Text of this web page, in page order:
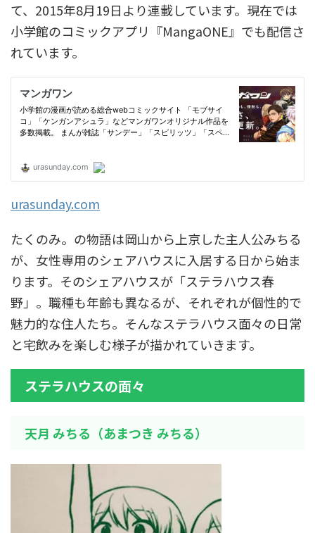
て、2015年8月19日より連載しています。現在では
小学館のコミックアプリ『MangaONE』でも配信さ
れています。
urasunday.com
たくのみ。の物語は岡山から上京した主人公みちる
が、女性専用のシェアハウスに入居する日から始ま
ります。そのシェアハウスが「ステラハウス春
野」。職種も年齢も異なるが、それぞれが個性的で
魅力的な住人たち。そんなステラハウス面々の日常
と宅飲みを楽しむ様子が描かれていきます。
ステラハウスの面々
天月 みちる（あまつき みちる）